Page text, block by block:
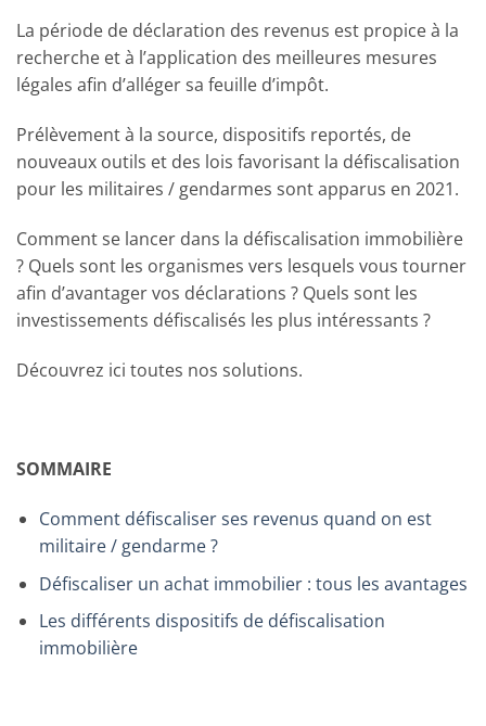
La période de déclaration des revenus est propice à la
recherche et à l’application des meilleures mesures
légales afin d’alléger sa feuille d’impôt.
Prélèvement à la source, dispositifs reportés, de
nouveaux outils et des lois favorisant la défiscalisation
pour les militaires / gendarmes sont apparus en 2021.
Comment se lancer dans la défiscalisation immobilière
? Quels sont les organismes vers lesquels vous tourner
afin d’avantager vos déclarations ? Quels sont les
investissements défiscalisés les plus intéressants ?
Découvrez ici toutes nos solutions.
SOMMAIRE
Comment défiscaliser ses revenus quand on est
militaire / gendarme ?
Défiscaliser un achat immobilier : tous les avantages
Les différents dispositifs de défiscalisation
immobilière